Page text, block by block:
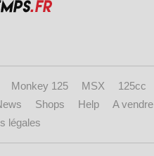
Monkey 125 MSX
125cc
Shops Help
A vendre
légales